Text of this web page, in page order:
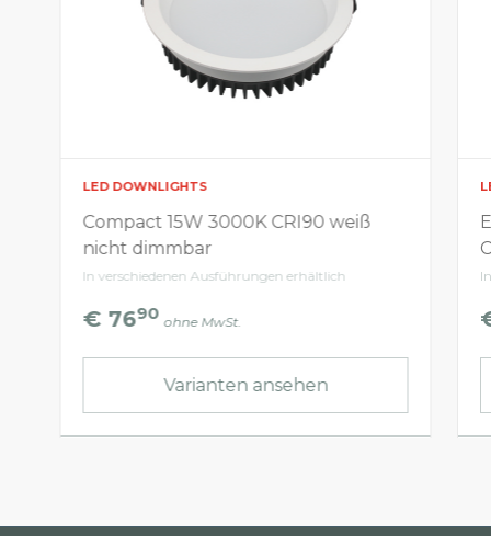
LED DOWNLIGHTS
Compact 15W 3000K CRI90 weiß
nicht dimmbar
In verschiedenen Ausführungen erhältlich
€ 7690 ohne MwSt.
Varianten ansehen